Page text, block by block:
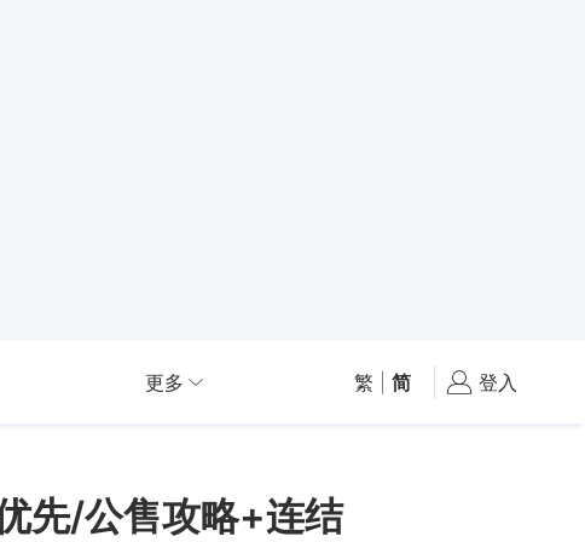
更多 繁 简 登入
先/公售攻略+连结